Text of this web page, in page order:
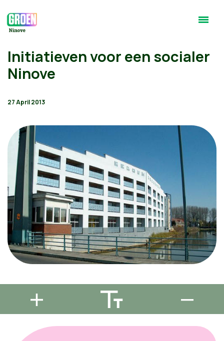
Initiatieven voor een socialer
Ninove
27 April 2013